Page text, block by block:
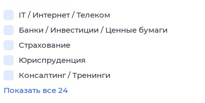
IT / Интернет / Телеком
Банки / Инвестиции / Ценные бумаги
Страхование
Юриспруденция
Консалтинг / Тренинги
Показать все 24